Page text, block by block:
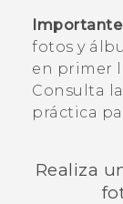
fotos y
en primer
Consulta
práctica
Realiza